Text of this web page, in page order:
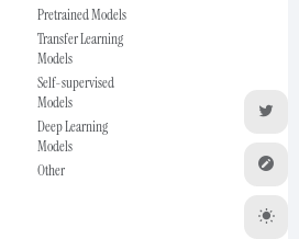
Pretrained Models
Transfer Learning
Models
Self-supervised
Models
Deep Learning
Models
Other